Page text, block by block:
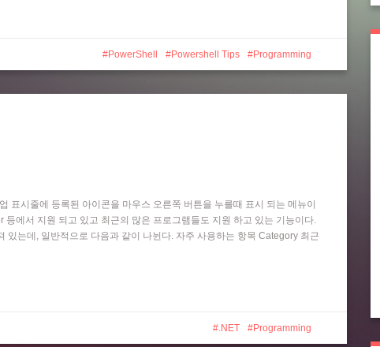
PowerShell Powershell Tips Programming
표시줄에 등록된 아이콘을 마우스 오른쪽 버튼을 누를때 표시 되는 메뉴이
에서 지원 되고 있고 최근의 많은 프로그램들도 지원 하고 있는 기능이다.
는데, 일반적으로 다음과 같이 나뉜다. 자주 사용하는 항목 Category 최근
.NET Programming